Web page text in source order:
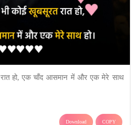
हो, एक चाँद आसमान में और एक मेरे साथ
Download COPY